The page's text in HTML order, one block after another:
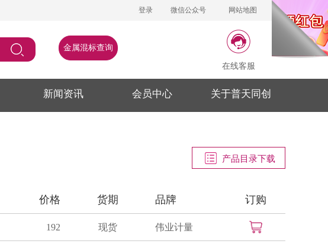
登录 微信公众号 网站地图
金属混标查询
在线客服
新闻资讯 会员中心 关于普天同创
产品目录下载
价格 货期 品牌 订购
192 现货 伟业计量